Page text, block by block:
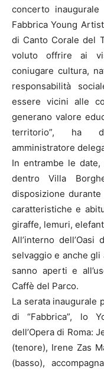
concerto
Fabbrica Young
di Canto Corale del
voluto offrire ai
coniugare cultura,
responsabilità
essere vicini alle
generano valore
territorio”, ha
amministratore
In entrambe le
dentro Villa
disposizione
caratteristiche e
giraffe, lemuri,
All’interno
selvaggio e anche
sanno aperti e
Caffè del Parco.
La serata inaugurale
di “Fabbrica”, lo
dell’Opera di Roma:
(tenore), Irene Zas
(basso),